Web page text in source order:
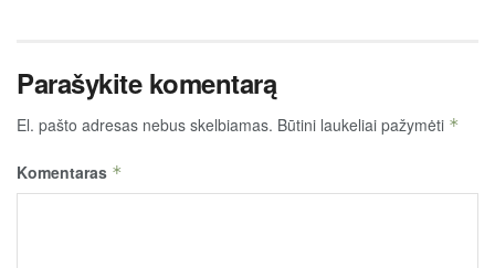
Parašykite komentarą
El. pašto adresas nebus skelbiamas. Būtini laukeliai pažymėti *
Komentaras *